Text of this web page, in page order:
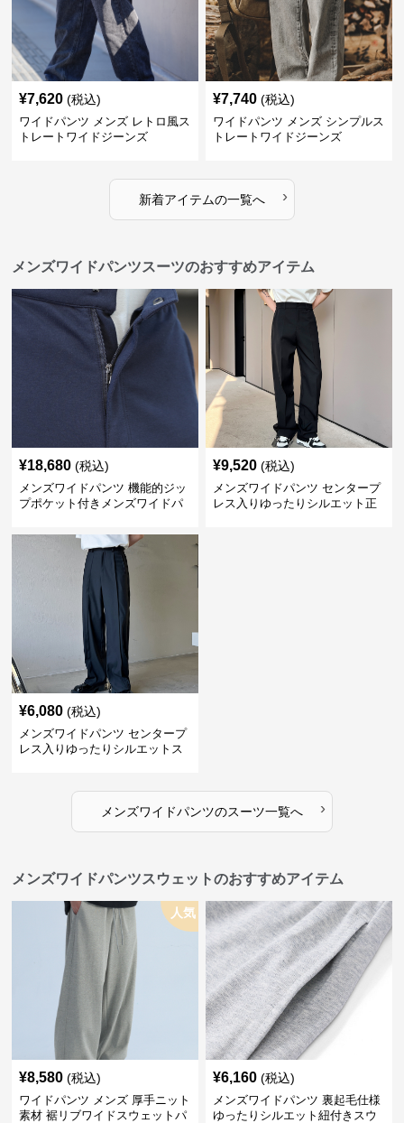
¥7,620 (税込)
ワイドパンツ メンズ レトロ風ス
トレートワイドジーンズ
¥7,740 (税込)
ワイドパンツ メンズ シンプルス
トレートワイドジーンズ
新着アイテムの一覧へ ›
メンズワイドパンツスーツのおすすめアイテム
¥18,680 (税込)
メンズワイドパンツ 機能的ジッ
プポケット付きメンズワイドパ
¥9,520 (税込)
メンズワイドパンツ センタープ
レス入りゆったりシルエット正
¥6,080 (税込)
メンズワイドパンツ センタープ
レス入りゆったりシルエットス
メンズワイドパンツのスーツ一覧へ ›
メンズワイドパンツスウェットのおすすめアイテム
人気
¥8,580 (税込)
ワイドパンツ メンズ 厚手ニット
素材 裾リブワイドスウェットパ
¥6,160 (税込)
メンズワイドパンツ 裏起毛仕様
ゆったりシルエット紐付きスウ